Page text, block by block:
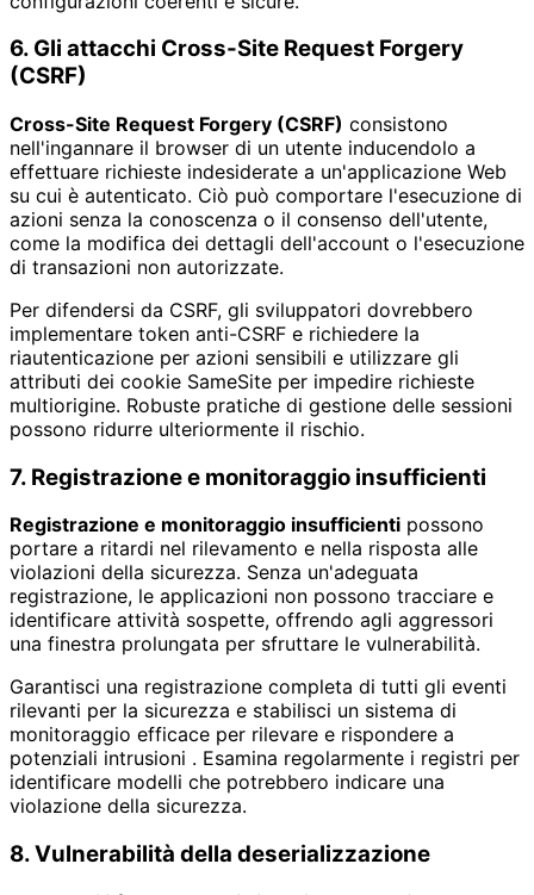
6. Gli attacchi Cross-Site Request Forgery
(CSRF)
Cross-Site Request Forgery (CSRF) consistono
nell'ingannare il browser di un utente inducendolo a
effettuare richieste indesiderate a un'applicazione Web
su cui è autenticato. Ciò può comportare l'esecuzione di
azioni senza la conoscenza o il consenso dell'utente,
come la modifica dei dettagli dell'account o l'esecuzione
di transazioni non autorizzate.
Per difendersi da CSRF, gli sviluppatori dovrebbero
implementare token anti-CSRF e richiedere la
riautenticazione per azioni sensibili e utilizzare gli
attributi dei cookie SameSite per impedire richieste
multiorigine. Robuste pratiche di gestione delle sessioni
possono ridurre ulteriormente il rischio.
7. Registrazione e monitoraggio insufficienti
Registrazione e monitoraggio insufficienti possono
portare a ritardi nel rilevamento e nella risposta alle
violazioni della sicurezza. Senza un'adeguata
registrazione, le applicazioni non possono tracciare e
identificare attività sospette, offrendo agli aggressori
una finestra prolungata per sfruttare le vulnerabilità.
Garantisci una registrazione completa di tutti gli eventi
rilevanti per la sicurezza e stabilisci un sistema di
monitoraggio efficace per rilevare e rispondere a
potenziali intrusioni . Esamina regolarmente i registri per
identificare modelli che potrebbero indicare una
violazione della sicurezza.
8. Vulnerabilità della deserializzazione